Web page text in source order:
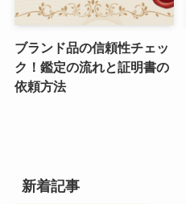
ブランド品の信頼性チェッ
ク！鑑定の流れと証明書の
依頼方法
新着記事